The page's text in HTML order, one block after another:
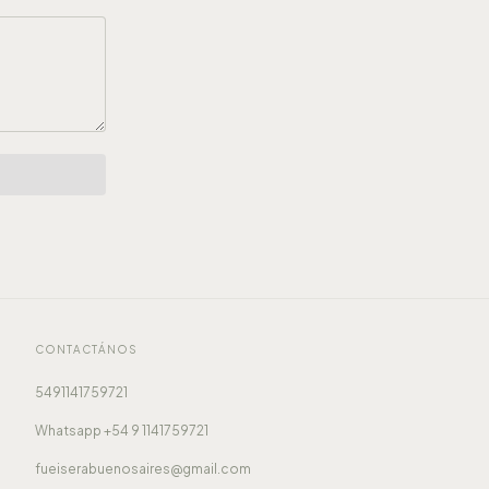
CONTACTÁNOS
5491141759721
Whatsapp +54 9 1141759721
fueiserabuenosaires@gmail.com